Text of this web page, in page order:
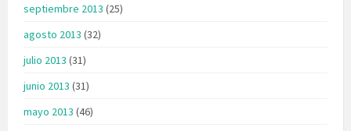
septiembre 2013 (25)
agosto 2013 (32)
julio 2013 (31)
junio 2013 (31)
mayo 2013 (46)